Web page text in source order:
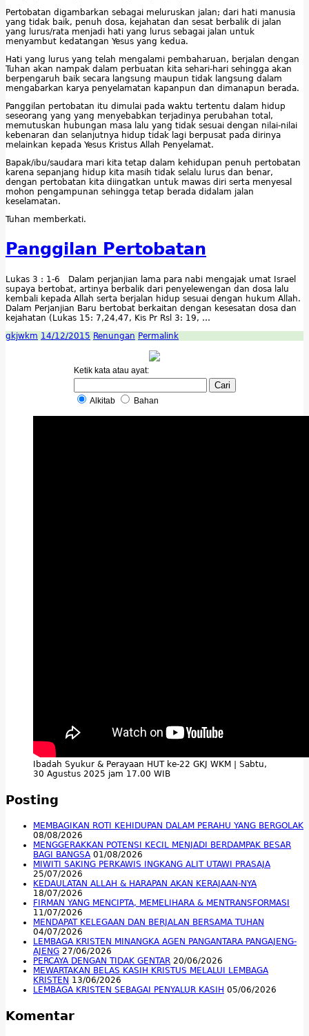
Pertobatan digambarkan sebagai meluruskan jalan; dari hati manusia
yang tidak baik, penuh dosa, kejahatan dan sesat berbalik di jalan
yang lurus/rata menjadi hati yang lurus sebagai jalan untuk
menyambut kedatangan Yesus yang kedua.
Hati yang lurus yang telah mengalami pembaharuan, berjalan dengan
Tuhan akan nampak dalam perbuatan kita sehari-hari sehingga akan
berpengaruh baik secara langsung maupun tidak langsung dalam
mengabarkan karya penyelamatan kapanpun dan dimanapun berada.
Panggilan pertobatan itu dimulai pada waktu tertentu dalam hidup
seseorang yang yang menyebabkan terjadinya perubahan total,
memutuskan hubungan masa lalu yang tidak sesuai dengan nilai-nilai
kebenaran dan selanjutnya hidup tidak lagi berpusat pada dirinya
melainkan kepada Yesus Kristus Allah Penyelamat.
Bapak/ibu/saudara mari kita tetap dalam kehidupan penuh pertobatan
karena sepanjang hidup kita masih tidak selalu lurus dan benar,
dengan pertobatan kita diingatkan untuk mawas diri serta menyesal
mohon pengampunan sehingga tetap berada didalam jalan
keselamatan.
Tuhan memberkati.
Panggilan Pertobatan
Lukas 3 : 1-6 Dalam perjanjian lama para nabi mengajak umat Israel
supaya bertobat, artinya berbalik dari penyelewengan dan dosa lalu
kembali kepada Allah serta berjalan hidup sesuai dengan hukum Allah.
Dalam Perjanjian Baru bertobat berkaitan dengan kesesatan dosa dan
kejahatan (Lukas 15: 7,24,47, Kis Pr Rsl 3: 19, …
gkjwkm 14/12/2015 Renungan Permalink
Ketik kata atau ayat:
Alkitab Bahan
Ibadah Syukur & Perayaan HUT ke-22 GKJ WKM | Sabtu,
30 Agustus 2025 jam 17.00 WIB
Posting
MEMBAGIKAN ROTI KEHIDUPAN DALAM PERAHU YANG BERGOLAK
08/08/2026
MENGGERAKKAN POTENSI KECIL MENJADI BERDAMPAK BESAR
BAGI BANGSA 01/08/2026
MIWITI SAKING PERKAWIS INGKANG ALIT UTAWI PRASAJA
25/07/2026
KEDAULATAN ALLAH & HARAPAN AKAN KERAJAAN-NYA
18/07/2026
FIRMAN YANG MENCIPTA, MEMELIHARA & MENTRANSFORMASI
11/07/2026
MENDAPAT KELEGAAN DAN BERJALAN BERSAMA TUHAN
04/07/2026
LEMBAGA KRISTEN MINANGKA AGEN PANGANTARA PANGAJENG-
AJENG 27/06/2026
PERCAYA DENGAN TIDAK GENTAR 20/06/2026
MEWARTAKAN BELAS KASIH KRISTUS MELALUI LEMBAGA
KRISTEN 13/06/2026
LEMBAGA KRISTEN SEBAGAI PENYALUR KASIH 05/06/2026
Komentar